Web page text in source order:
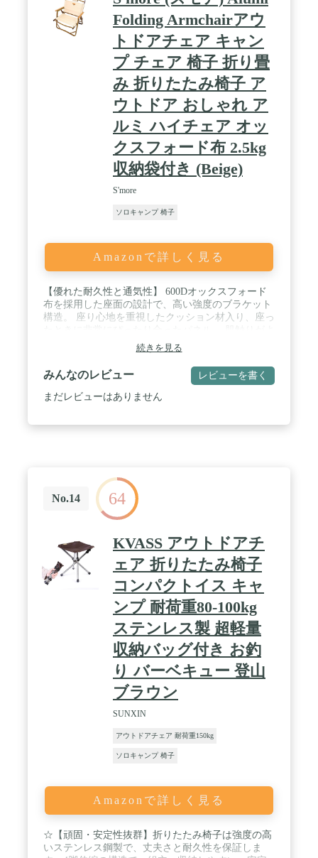
Folding Armchairアウ
トドアチェア キャン
プ チェア 椅子 折り畳
み 折りたたみ椅子 ア
ウトドア おしゃれ ア
ルミ ハイチェア オッ
クスフォード布 2.5kg
収納袋付き (Beige)
S'more
ソロキャンプ 椅子
Amazonで詳しく見る
【優れた耐久性と通気性】 600Dオックスフォード
布を採用した座面の設計で、高い強度のブラケット
構造。 座り心地を重視したクッション材入り、座っ
く丈夫で通気性、吸湿性に優れているため、オール
シーズンご使用頂けます。 / 【大きいのに畳めばコ
ンパクト】 頑丈なアルミ合金は軽量で、折り畳んで
包装するときに持ち運びが簡単です。 重量2.5kg。
専用の収納袋付きでかさばらず持ち運べます。 /
水浴場、ピクニック、バーベキューなどの場合に適
用されます。それを持って、いつでも座って休むこ
とができます。 / 材質：（カバー）600Dオックスフ
ォードクロス、（足枠フレーム）鉄 / 重量：約
2.5kg 耐重量：約80kg / 【使用サイズ】：約
54×54×61cm 座面から地上までの高さ：28cm 【収納
サイズ】約58×60*7cm
続きを見る
みんなのレビュー レビューを書く
まだレビューはありません
No.14 64
KVASS アウトドアチ
ェア 折りたたみ椅子
コンパクトイス キャ
ンプ 耐荷重80-100kg
ステンレス製 超軽量
収納バッグ付き お釣
り バーベキュー 登山
ブラウン
SUNXIN
アウトドアチェア 耐荷重150kg
ソロキャンプ 椅子
Amazonで詳しく見る
☆【頑固・安定性抜群】折りたたみ椅子は強度の高
いステンレス鋼製で、丈夫さと耐久性を保証しま